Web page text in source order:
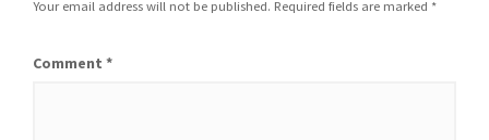
Your email address will not be published. Required fields are marked *
Comment *